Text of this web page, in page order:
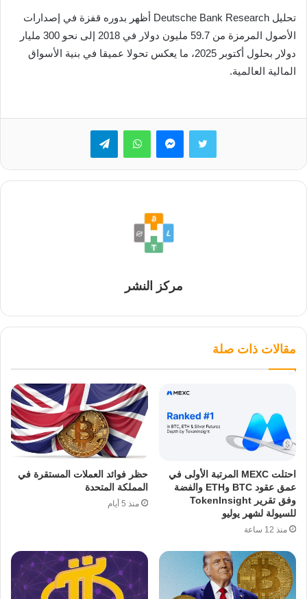
تحليل Deutsche Bank Research أظهر بدوره قفزة في إصدارات
الأصول المرمزة من 59.7 مليون دولار في 2018 إلى نحو 300 مليار
دولار بحلول أكتوبر 2025، ما يعكس تحولا عميقا في بنية الأسواق
المالية العالمية.
تويتر ماسنجرواتساب تيلقرام
مركز النشر
مقالات ذات صلة
احتلت MEXC المرتبة الأولى في
عمق عقود BTC وETH والفضة
وفق تقرير TokenInsight
للسيولة لشهر يوليو
منذ 12 ساعة
حظر فوائد العملات المستقرة في
المملكة المتحدة
منذ 5 أيام